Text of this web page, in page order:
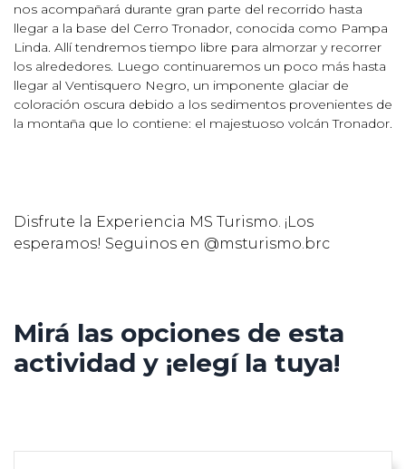
nos acompañará durante gran parte del recorrido hasta
llegar a la base del Cerro Tronador, conocida como Pampa
Linda. Allí tendremos tiempo libre para almorzar y recorrer
los alrededores. Luego continuaremos un poco más hasta
llegar al Ventisquero Negro, un imponente glaciar de
coloración oscura debido a los sedimentos provenientes de
la montaña que lo contiene: el majestuoso volcán Tronador.
Disfrute la Experiencia MS Turismo. ¡Los
esperamos! Seguinos en @msturismo.brc
Mirá las opciones de esta
actividad y ¡elegí la tuya!